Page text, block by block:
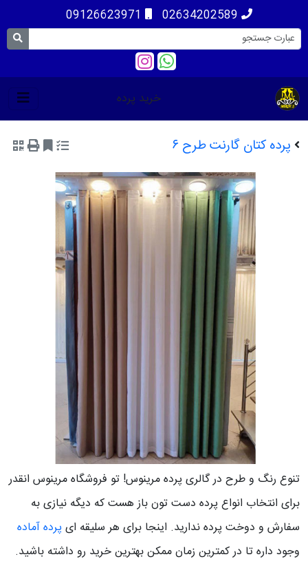
02634202589
09126623971
خرید پرده
پرده کتان گارنت طرح ۶
تنوع رنگ و طرح در گالری پرده مرینوس! تو فروشگاه مرینوس انقدر
برای انتخاب انواع پرده دست تون باز هست که دیگه نیازی به
سفارش و دوخت پرده ندارید. اینجا برای هر سلیقه ایپرده آماده
وجود داره تا در کمترین زمان ممکن بهترین خرید رو داشته باشید.